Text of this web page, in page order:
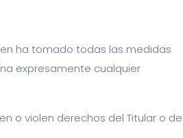
ha tomado todas las medidas
expresamente cualquier
o violen derechos del Titular o de